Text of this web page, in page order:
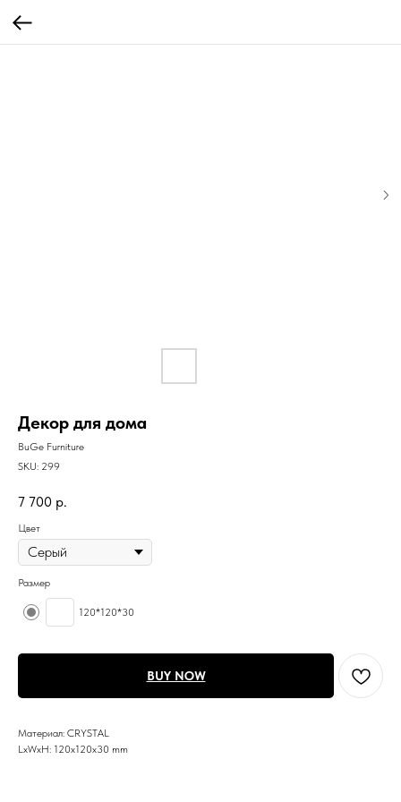
Декор для дома
BuGe Furniture
SKU: 299
7 700 р.
Цвет
Размер
120*120*30
BUY NOW
Материал: CRYSTAL
LxWxH: 120x120x30 mm